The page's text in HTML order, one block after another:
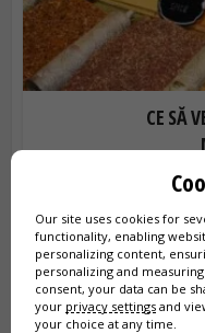
CE SĂ
Vizitarea Bazarului de
Istanbul este o parte
sfaturile mele practice
deschidere, capcanele
Our site uses cookies for
functionality, enabling
personalizing content,
personalizing and
consent, your data can be
your privacy settings and
your choice at any time.